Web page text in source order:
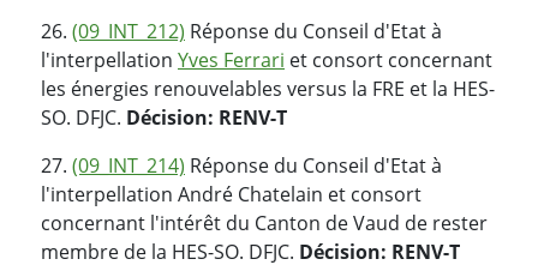
26. (09_INT_212) Réponse du Conseil d'Etat à
l'interpellation Yves Ferrari et consort concernant
les énergies renouvelables versus la FRE et la HES-
SO. DFJC. Décision: RENV-T
27. (09_INT_214) Réponse du Conseil d'Etat à
l'interpellation André Chatelain et consort
concernant l'intérêt du Canton de Vaud de rester
membre de la HES-SO. DFJC. Décision: RENV-T